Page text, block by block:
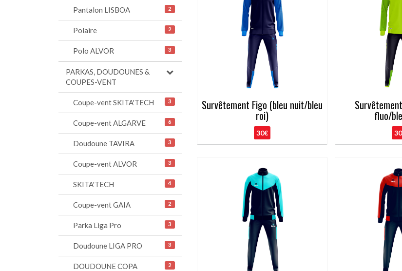
Survêtement Figo (bleu nuit/bleu
roi)
30€
fluo/
Pantalon LISBOA 2
Polaire 2
Polo ALVOR 3
PARKAS, DOUDOUNES &
COUPES-VENT
Coupe-vent SKITA'TECH 3
Coupe-vent ALGARVE 6
Doudoune TAVIRA 3
Coupe-vent ALVOR 3
SKITA'TECH 4
Coupe-vent GAIA 2
Parka Liga Pro 3
Doudoune LIGA PRO 3
DOUDOUNE COPA 2